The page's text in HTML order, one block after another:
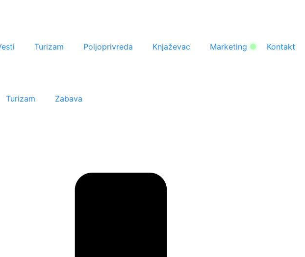
Turizam Poljoprivreda Knjaževac Marketing Kontakt
Turizam Zabava